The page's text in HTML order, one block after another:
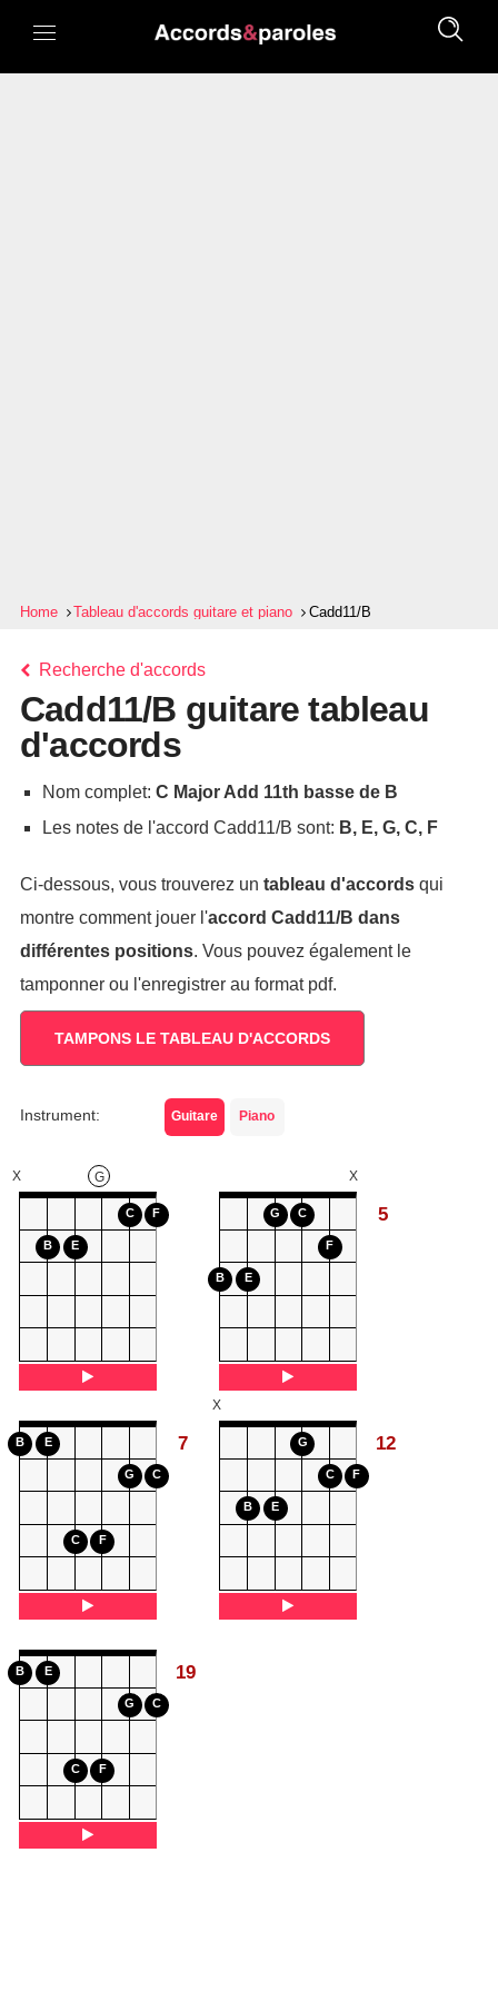
Home Tableau d'accords guitare et piano Cadd11/B
Recherche d'accords
Cadd11/B guitare tableau
d'accords
Nom complet: C Major Add 11th basse de B
Les notes de l'accord Cadd11/B sont: B, E, G, C, F
Ci-dessous, vous trouverez un tableau d'accordsqui
montre comment jouer l'accord Cadd11/B dans
différentes positions. Vous pouvez également le
tamponner ou l'enregistrer au format pdf.
TAMPONS LE TABLEAU D'ACCORDS
Instrument: Guitare Piano
B E
G
C F
X
B E
G C
F
X
5
B E
C F
G C
7
B E
G
C F
X
12
B E
C F
G C
19